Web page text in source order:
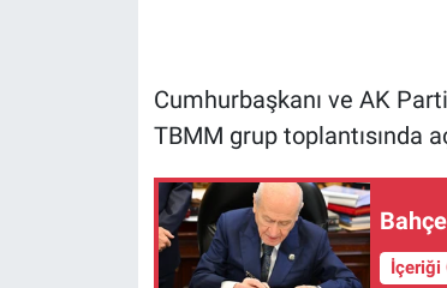
Cumhurbaşkanı ve AK
TBMM grup toplantısında
İçeriği